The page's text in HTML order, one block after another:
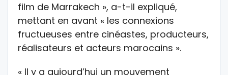
film de Marrakech », a-t-il expliqué,
mettant en avant « les connexions
fructueuses entre cinéastes, producteurs,
réalisateurs et acteurs marocains ».
« Il y a aujourd’hui un mouvement